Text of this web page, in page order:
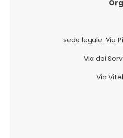
sede legale: Via
Via dei
Via